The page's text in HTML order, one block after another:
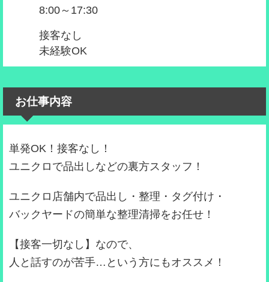
8:00～17:30
接客なし
未経験OK
お仕事内容
単発OK！接客なし！
ユニクロで品出しなどの裏方スタッフ！
ユニクロ店舗内で品出し・整理・タグ付け・
バックヤードの簡単な整理清掃をお任せ！
【接客一切なし】なので、
人と話すのが苦手…という方にもオススメ！